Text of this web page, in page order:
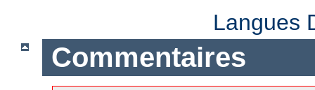
Langues
Commentaires